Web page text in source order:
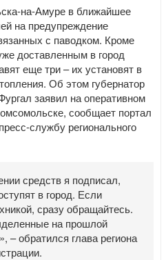
на-Амуре в ближайшее
на предупреждение
с паводком. Кроме
доставленным в город
еще три – их установят в
Об этом губернатор
заявил на оперативном
сообщает портал
службу регионального
средств я подписал,
в город. Если
сразу обращайтесь.
на прошлой
– обратился глава региона